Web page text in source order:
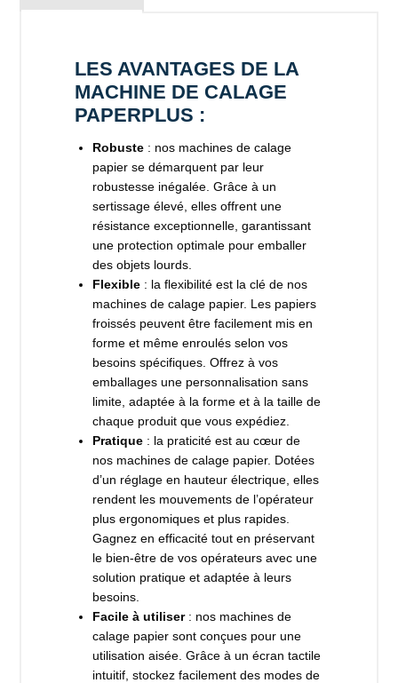
LES AVANTAGES DE LA
MACHINE DE CALAGE
PAPERPLUS :
Robuste : nos machines de calage
papier se démarquent par leur
robustesse inégalée. Grâce à un
sertissage élevé, elles offrent une
résistance exceptionnelle, garantissant
une protection optimale pour emballer
des objets lourds.
Flexible : la flexibilité est la clé de nos
machines de calage papier. Les papiers
froissés peuvent être facilement mis en
forme et même enroulés selon vos
besoins spécifiques. Offrez à vos
emballages une personnalisation sans
limite, adaptée à la forme et à la taille de
chaque produit que vous expédiez.
Pratique : la praticité est au cœur de
nos machines de calage papier. Dotées
d’un réglage en hauteur électrique, elles
rendent les mouvements de l’opérateur
plus ergonomiques et plus rapides.
Gagnez en efficacité tout en préservant
le bien-être de vos opérateurs avec une
solution pratique et adaptée à leurs
besoins.
Facile à utiliser: nos machines de
calage papier sont conçues pour une
utilisation aisée. Grâce à un écran tactile
intuitif, stockez facilement des modes de